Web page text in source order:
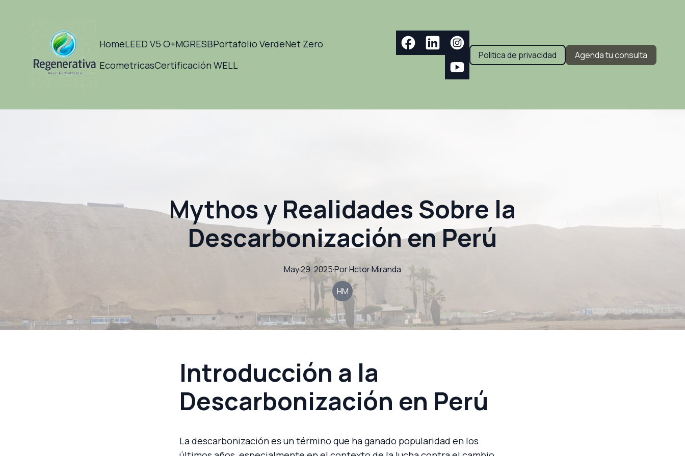
HomeLEED V5 O+MGRESBPortafolio VerdeNet Zero
EcometricasCertificación WELL
Politica de privacidad Agenda tu consulta
Mythos y Realidades Sobre la
Descarbonización en Perú
May 29, 2025·PorHctorMiranda
HM
Introducción a la
Descarbonización en Perú
La descarbonización es un término que ha ganado popularidad en los